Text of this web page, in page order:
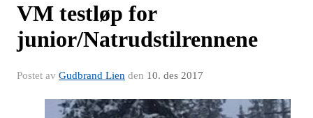
VM testløp for
junior/Natrudstilrennene
Postet av Gudbrand Lien den 10. des 2017